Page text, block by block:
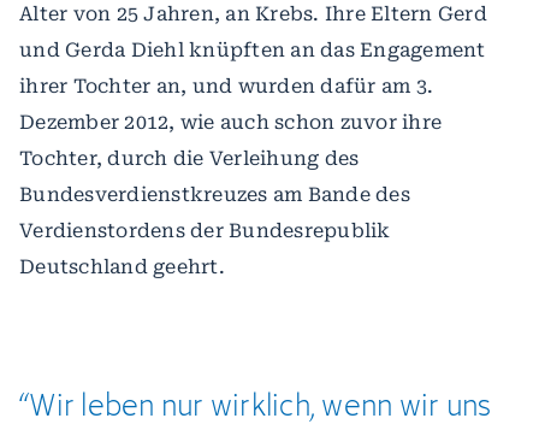
Alter von 25 Jahren, an Krebs. Ihre Eltern Gerd
und Gerda Diehl knüpften an das Engagement
ihrer Tochter an, und wurden dafür am 3.
Dezember 2012, wie auch schon zuvor ihre
Tochter, durch die Verleihung des
Bundesverdienstkreuzes am Bande des
Verdienstordens der Bundesrepublik
Deutschland geehrt.
“Wir leben nur wirklich, wenn wir uns